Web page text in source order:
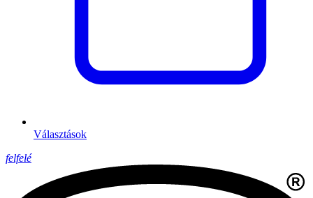
Választások
felfelé